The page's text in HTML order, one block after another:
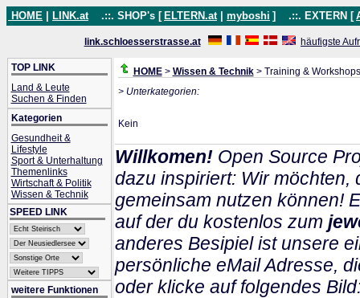
HOME LINK.at .::. SHOP's [ ELTERN.at myboshi ] .::. EXTERN [
link.schloesserstrasse.at häufigste
TOP LINK
Land & Leute
Suchen & Finden
Kategorien
Gesundheit &
Lifestyle
Sport & Unterhaltung
Themenlinks
Wirtschaft & Politik
Wissen & Technik
SPEED LINK
weitere Funktionen
HOME> Wissen & Technik> Training & Workshops
> Unterkategorien:
Kein
Willkomen!Open Source
dazu inspiriert: Wir möchten,
gemeinsam nutzen können!
auf der du kostenlos zum
anderes Besipiel ist unsere
persönliche eMail Adresse,
oder klicke auf folgendes